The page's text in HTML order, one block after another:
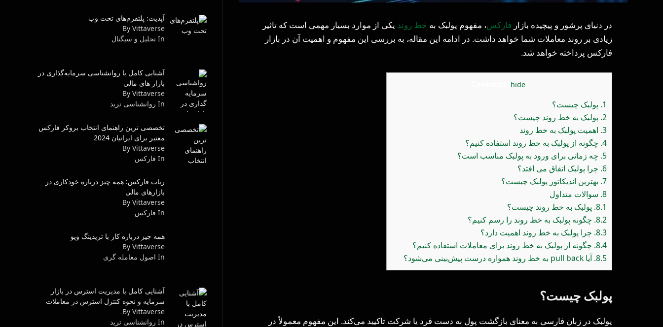
در دنیای پرشور و پیچیده بازار فارکس، مفهوم پولبک به خط روند یکی از موارد بسیار مهمی است که تاثیر
زیادی بر روند معاملات شما خواهد داشت. در ادامه این مقاله، به بررسی این مفهوم و اهمیت آن در بازار
فارکس پرداخته خواهد شد.
hide]
1. پولبک چیست؟
2. پولبک به خط روند چیست؟
3. اهمیت پولبک به خط روند
4. چگونه از پولبک به خط روند استفاده کنیم؟
5. چه زمانی برای ورود به پولبک مناسب است؟
6. چرا پولبک اتفاق می افتد؟
7. بهترین اندیکاتور پولبک چیست؟
8. سوالات متداول
8.1. پولبک به خط روند چیست؟
8.2. چگونه پولبک به خط روند را رسم کنیم؟
8.3. چرا پولبک به خط روند اهمیت دارد؟
8.4. چگونه از پولبک به خط روند برای معاملات استفاده کنیم؟
8.5. آیا pull back به خط روند همواره درست پیش‌بینی می‌شود؟
پولبک چیست؟
پولبک در زبان فارسی به معنای بازگشت پول به دست فرد یا شرکت تاکیید می‌کند. این مفهوم معمولاً در
آپدیت: پلتفرم‌های تحت وب
By Vittaverse
In تحلیل و سیگنال
آشنایی کامل با روانشناسی سرمایه‌گذاری در
بازار های مالی
By Vittaverse
In روانشناسى ترید
تخصصی ترین راهنمای انتخاب بروکر فارکس
معتبر برای ایرانیان 2024
By Vittaverse
In فاركس
ربات فارکس: همه چیز درباره خودکاری در
بازارهای مالی
By Vittaverse
In فاركس
همه چیز درباره کار با تریدینگ ویو
By Vittaverse
In اصول معامله گرى
آشنایی کامل با مدیریت استرس در بازار
سرمایه و نحوه کنترل استرس در معاملات
By Vittaverse
In روانشناسى ترید